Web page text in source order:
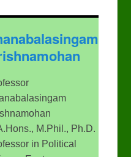
M.Phil., Ph.D.
in Political